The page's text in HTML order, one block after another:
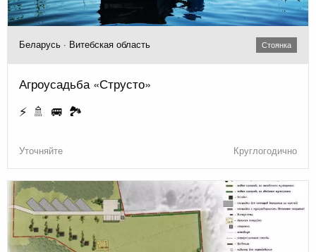
Беларусь · Витебская область Стоянка
Агроусадьба «Струсто»
⚡ 🚿 🚐 🏞️
Уточняйте Круглогодично